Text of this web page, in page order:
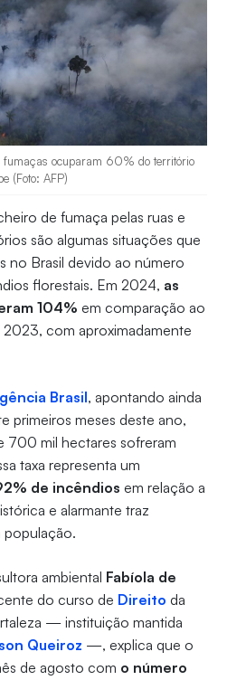
fumaças ocuparam 60% do território
(Foto: AFP)
de fumaça pelas ruas e
são algumas situações que
no Brasil devido ao número
florestais. Em 2024, as
104% em comparação ao
com aproximadamente
Brasil, apontando ainda
primeiros meses deste ano,
700 mil hectares sofreram
taxa representa um
de incêndios em relação a
e alarmante traz
população.
ambiental Fabíola de
do curso de Direito da
— instituição mantida
Queiroz —, explica que o
de agosto com o número